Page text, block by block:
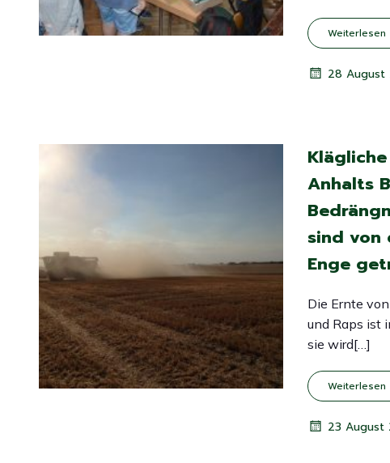
Weiterlesen
28 August
Anhalts
sind von
Enge
Die Ernte
und Raps ist
sie wird[…]
Weiterlesen
23 August